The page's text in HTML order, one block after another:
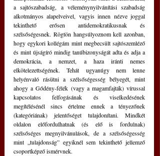
a sajtószabadság, a véleménynyilvánítási szabadság
alkotmányos alapelveivel, vagyis innen nézve joggal
tekinthető erősen antidemokratikusnak és
szélsőségesnek. Rögtön hangsúlyoznom kell azonban,
hogy egykori kollégám mint megbecsült sajtószemléző
és mint újságíró mindig tanúbizonyságát adta és adja a
demokrácia, a nemzet, a haza iránti nemes
elkötelezettségének. Tehát ugyanúgy nem lenne
helyénvaló rásütni a szélsőségesség bélyegét, mint
ahogy a Gődény-félék (vagy a magamfajták) vírussal
kapcsolatos felfogásának és viselkedésének
megítélésénél sincs értelme ennek a tényezőnek
(kategóriának) jelentőséget tulajdonítani. Mindkét
oldalon előfordulhatnak (és elő is fordulnak)
szélsőséges megnyilvánulások, de a szélsőségesség
mint „tulajdonság” egyiknél sem tekinthető jellemző
csoportképző ismérvnek.